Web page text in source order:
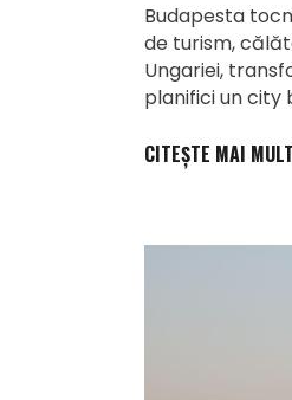
Budapesta
de turism,
Ungariei,
planifici un city
CITEȘTE MAI MULT